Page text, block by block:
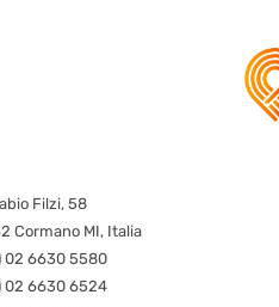
Filzi, 58
Cormano MI, Italia
02 6630 5580
02 6630 6524